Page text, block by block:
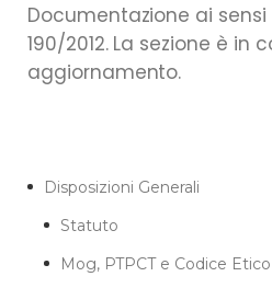
Documentazione ai
190/2012. La sezione è in
aggiornamento.
Disposizioni Generali
Statuto
Mog, PTPCT e Codice Etico